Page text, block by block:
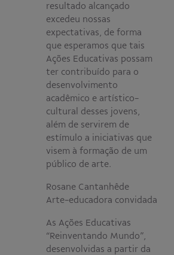
resultado alcançado
excedeu nossas
expectativas, de forma
que esperamos que tais
Ações Educativas possam
ter contribuído para o
desenvolvimento
acadêmico e artístico-
cultural desses jovens,
além de servirem de
estímulo a iniciativas que
visem à formação de um
público de arte.
Rosane Cantanhêde
Arte-educadora convidada
As Ações Educativas
“Reinventando Mundo”,
desenvolvidas a partir da